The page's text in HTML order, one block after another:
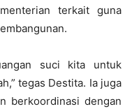
terkait guna
suci kita untuk
tegas Destita. Ia juga
berkoordinasi dengan